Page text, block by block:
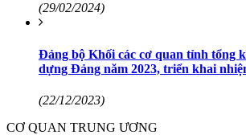
(29/02/2024)
Đảng bộ Khối các cơ quan tỉnh tổng
dựng Đảng năm 2023, triển khai
(22/12/2023)
CƠ QUAN TRUNG ƯƠNG